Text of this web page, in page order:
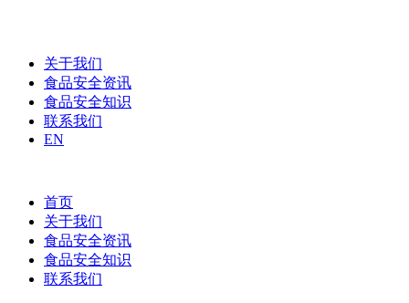
关于我们
食品安全资讯
食品安全知识
联系我们
EN
首页
关于我们
食品安全资讯
食品安全知识
联系我们